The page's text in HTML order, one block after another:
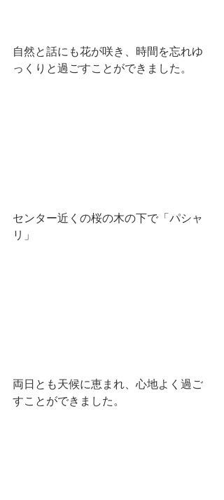
自然と話にも花が咲き、時間を忘れゆ
っくりと過ごすことができました。
センター近くの桜の木の下で「パシャ
リ」
両日とも天候に恵まれ、心地よく過ご
すことができました。